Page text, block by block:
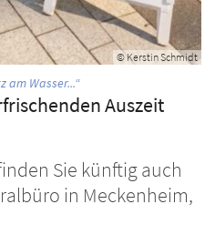
© Kerstin Schmidt
am Wasser...“:
Auszeit
Sie künftig auch
in Meckenheim,